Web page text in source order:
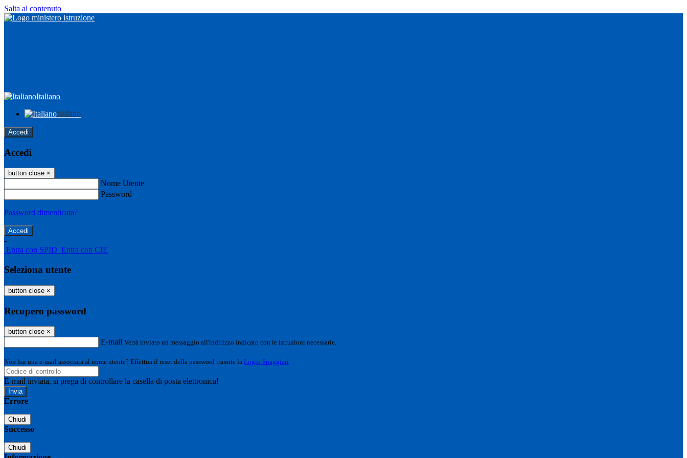
Salta al contenuto
Italiano
Italiano
Accedi
Accedi
button close ×
Nome Utente
Password
Password dimenticata?
-
Entra con SPID Entra con CIE
Seleziona utente
button close ×
Recupero password
button close ×
E-mail Verrà inviato un messaggio all'indirizzo indicato con le istruzioni necessarie.
Non hai una e-mail associata al nome utente? Effettua il reset della password tramite la Login Spaggiari
E-mail inviata, si prega di controllare la casella di posta elettronica!
Errore
Chiudi
Successo
Chiudi